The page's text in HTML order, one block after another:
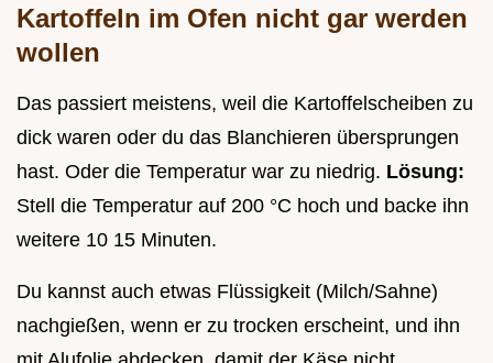
Kartoffeln im Ofen nicht gar werden
wollen
Das passiert meistens, weil die Kartoffelscheiben zu
dick waren oder du das Blanchieren übersprungen
hast. Oder die Temperatur war zu niedrig. Lösung:
Stell die Temperatur auf 200 °C hoch und backe ihn
weitere 10 15 Minuten.
Du kannst auch etwas Flüssigkeit (Milch/Sahne)
nachgießen, wenn er zu trocken erscheint, und ihn